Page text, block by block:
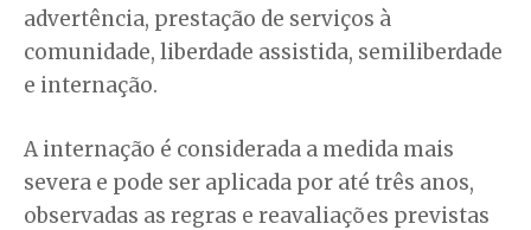
advertência, prestação de serviços à
comunidade, liberdade assistida, semiliberdade
e internação.
A internação é considerada a medida mais
severa e pode ser aplicada por até três anos,
observadas as regras e reavaliações previstas